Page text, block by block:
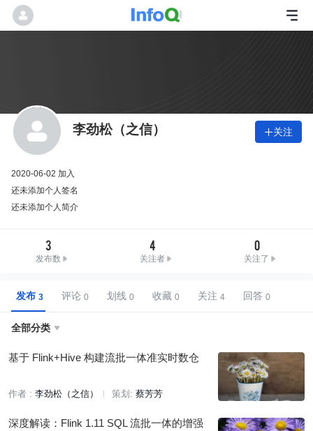
李劲松（之信） 关注
2020-06-02 加入
还未添加个人签名
还未添加个人简介
3
发布数
4
关注者
0
关注了
发布 评论 划线 收藏 关注 回答
全部分类 
基于 Flink+Hive 构建流批一体准实时数仓
作者 : 李劲松（之信） 策划: 蔡芳芳
深度解读：Flink 1.11 SQL 流批一体的增强